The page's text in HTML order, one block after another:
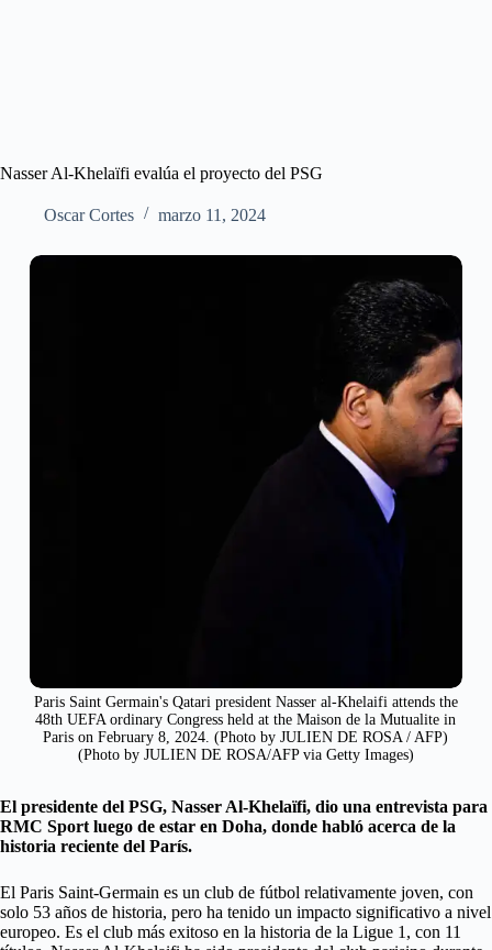
Nasser Al-Khelaïfi evalúa el proyecto del PSG
Oscar Cortes marzo 11, 2024
Paris Saint Germain's Qatari president Nasser al-Khelaifi attends the
48th UEFA ordinary Congress held at the Maison de la Mutualite in
Paris on February 8, 2024. (Photo by JULIEN DE ROSA / AFP)
(Photo by JULIEN DE ROSA/AFP via Getty Images)
El presidente del PSG, Nasser Al-Khelaïfi, dio una entrevista para
RMC Sport luego de estar en Doha, donde habló acerca de la
historia reciente del París.
El Paris Saint-Germain es un club de fútbol relativamente joven, con
solo 53 años de historia, pero ha tenido un impacto significativo a nivel
europeo. Es el club más exitoso en la historia de la Ligue 1, con 11